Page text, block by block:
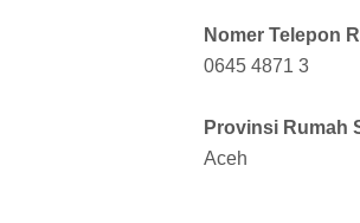
Nomer Telepon
0645 4871 3
Provinsi Rumah
Aceh